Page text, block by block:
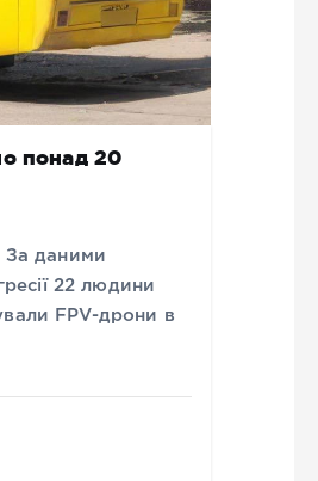
понад 20
За даними
22 людини
FPV-дрони в